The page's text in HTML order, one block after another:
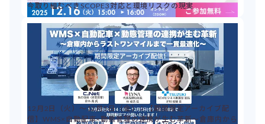
今取り組むべきSCOPE3対応と環境リスクの現実
12月2日（火）～12月5日（金）：【期間限定アーカイブ配
信】WMS×自動配車×動態管理の連携が生む革新～倉庫内から